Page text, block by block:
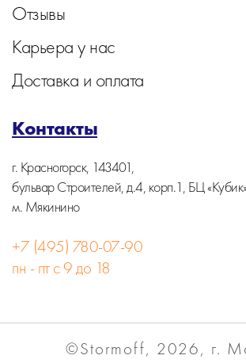
Отзывы
Карьера у нас
Доставка и оплата
Контакты
г. Красногорск, 143401,
бульвар Строителей, д.4, корп.1, БЦ
м. Мякинино
+7 (495) 780-07-90
пн - пт с 9 до 18
©Stormoff, 2026, г.